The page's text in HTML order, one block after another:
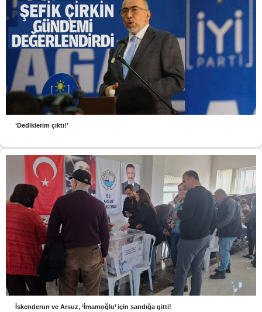
‘Dediklerim çıktı!’
İskenderun ve Arsuz, ‘İmamoğlu’ için sandığa gitti!